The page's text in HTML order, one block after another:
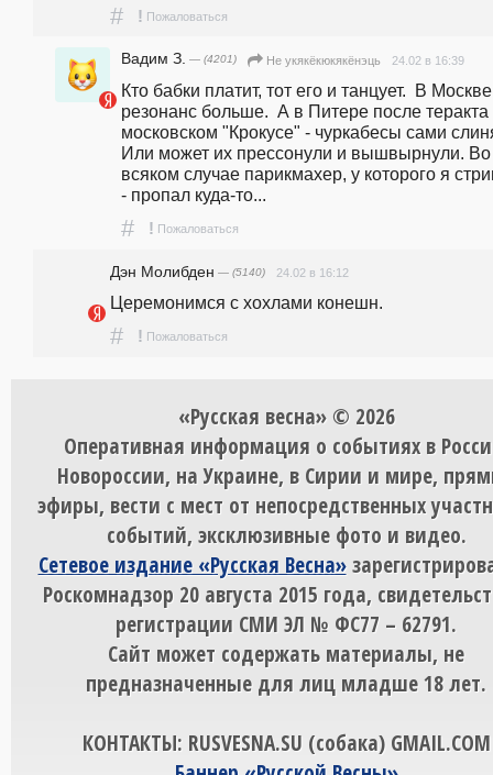
# ! Пожаловаться
Вадим З. — (4201) Не укякёкюкякёнэць 24.02 в 16:39
Кто бабки платит, тот его и танцует.  В Москве
резонанс больше.  А в Питере после теракта
московском "Крокусе" - чуркабесы сами
Или может их прессонули и вышвырнули. Во
всяком случае парикмахер, у которого я
- пропал куда-то...
# ! Пожаловаться
Дэн Молибден — (5140) 24.02 в 16:12
Церемонимся с хохлами конешн.
# ! Пожаловаться
«Русская весна» © 2026
Оперативная информация о событиях в
Новороссии, на Украине, в Сирии и мире,
эфиры, вести с мест от непосредственных
событий, эксклюзивные фото и видео.
Сетевое издание «Русская Весна»
Роскомнадзор 20 августа 2015 года,
регистрации СМИ ЭЛ № ФС77 – 62791.
Сайт может содержать материалы, не
предназначенные для лиц младше 18 лет.
КОНТАКТЫ: RUSVESNA.SU (собака) GMAIL.COM